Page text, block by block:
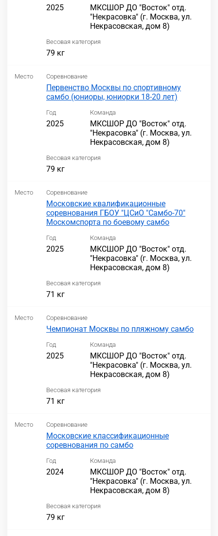
2025
МКСШОР ДО "Восток" отд.
"Некрасовка" (г. Москва, ул.
Некрасовская, дом 8)
Весовая категория
79 кг
Место Соревнование
Первенство Москвы по спортивному
самбо (юниоры, юниорки 18-20 лет)
Год
2025
Команда
МКСШОР ДО "Восток" отд.
"Некрасовка" (г. Москва, ул.
Некрасовская, дом 8)
Весовая категория
79 кг
Место Соревнование
Московские квалификационные
соревнования ГБОУ "ЦСиО "Самбо-70"
Москомспорта по боевому самбо
Год
2025
Команда
МКСШОР ДО "Восток" отд.
"Некрасовка" (г. Москва, ул.
Некрасовская, дом 8)
Весовая категория
71 кг
Место Соревнование
Чемпионат Москвы по пляжному самбо
Год
2025
Команда
МКСШОР ДО "Восток" отд.
"Некрасовка" (г. Москва, ул.
Некрасовская, дом 8)
Весовая категория
71 кг
Место Соревнование
Московские классификационные
соревнования по самбо
Год
2024
Команда
МКСШОР ДО "Восток" отд.
"Некрасовка" (г. Москва, ул.
Некрасовская, дом 8)
Весовая категория
79 кг